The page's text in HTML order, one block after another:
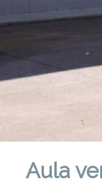
Aula